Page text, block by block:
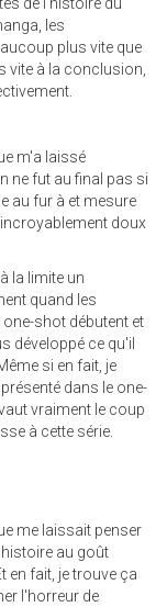
les
plus vite que
vite à la conclusion,
m'a laissé
ne fut au final pas si
au fur à et mesure
doux
la limite un
quand les
shot débutent et
développé ce qu'il
si en fait, je
dans le one-
vraiment le coup
à cette série.
me laissait penser
histoire au goût
en fait, je trouve ça
l'horreur de